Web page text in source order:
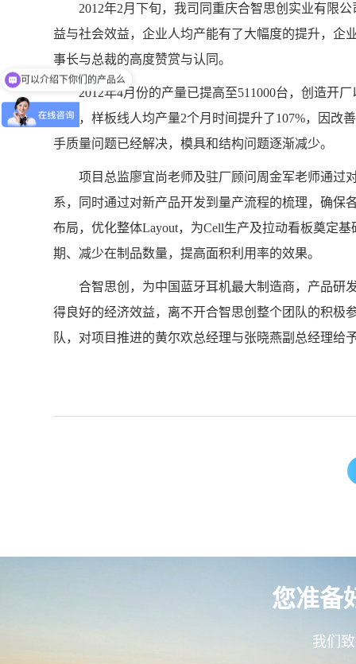
2012年2月下旬，我司同重庆合智思创实业有限公
益与社会效益，企业人均产能有了大幅度的提升，企
事长与总裁的高度赞赏与认同。
2012年4月份的产量已提高至511000台，创造开厂
万元，样板线人均产量2个月时间提升了107%，因改
手质量问题已经解决，模具和结构问题逐渐减少。
项目总监廖宜尚老师及驻厂顾问周金军老师通过
系，同时通过对新产品开发到量产流程的梳理，确保
布局，优化整体Layout，为Cell生产及拉动看板奠定
期、减少在制品数量，提高面积利用率的效果。
合智思创，为中国蓝牙耳机最大制造商，产品研
得良好的经济效益，离不开合智思创整个团队的积极
队，对项目推进的黄尔欢总经理与张晓燕副总经理给
您准备
我们
可以介绍下你们的产品么